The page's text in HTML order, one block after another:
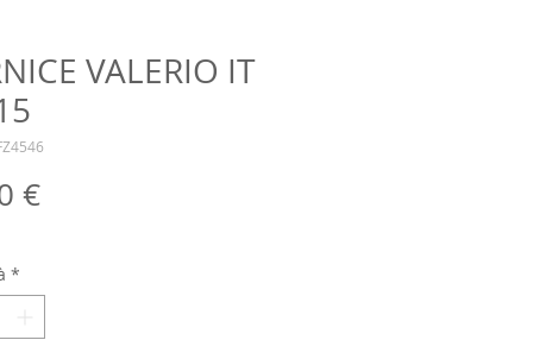
VALERIO IT
€Prezzo
*